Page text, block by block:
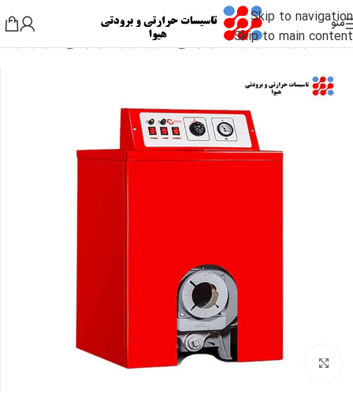
Skip to navigation
Skip to main content
منو
خانه/موتورخانه و گرمایشی پکیج دیواری و زمینی
بزرگنمایی تصویر